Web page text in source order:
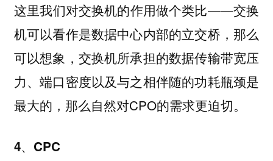
这里我们对交换机的作用做个类比——交换
机可以看作是数据中心内部的立交桥，那么
可以想象，交换机所承担的数据传输带宽压
力、端口密度以及与之相伴随的功耗瓶颈是
最大的，那么自然对CPO的需求更迫切。
4、CPC